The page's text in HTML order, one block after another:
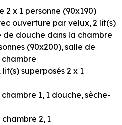
2 x 1 personne (90x190)
ouverture par velux 2 lit(s)
de douche dans la chambre
(90x200) salle de
lit(s) superposés 2 x 1
chambre 1 1 douche sèche-
chambre 2 1